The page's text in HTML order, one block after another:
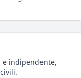
e indipendente,